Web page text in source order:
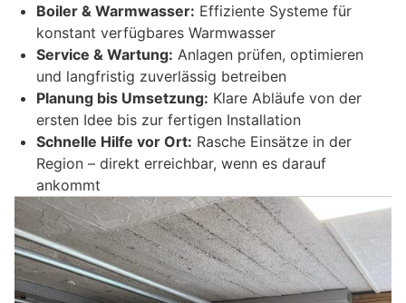
Boiler & Warmwasser: Effiziente Systeme für
konstant verfügbares Warmwasser
Service & Wartung: Anlagen prüfen, optimieren
und langfristig zuverlässig betreiben
Planung bis Umsetzung: Klare Abläufe von der
ersten Idee bis zur fertigen Installation
Schnelle Hilfe vor Ort: Rasche Einsätze in der
Region – direkt erreichbar, wenn es darauf
ankommt